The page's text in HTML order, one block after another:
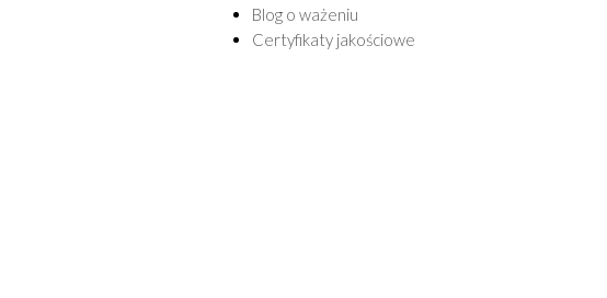
Blog o ważeniu
Certyfikaty jakościowe